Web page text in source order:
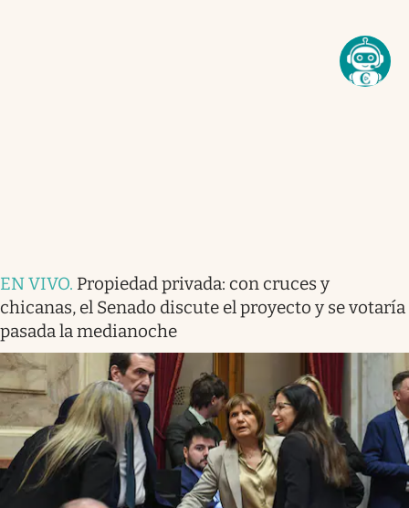
EN VIVO. Propiedad privada: con cruces y
chicanas, el Senado discute el proyecto y se votaría
pasada la medianoche